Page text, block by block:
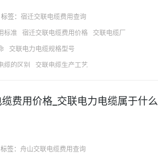
标签： 宿迁交联电缆费用查询
标准
宿迁交联电缆费用价格
交联电缆厂
交联电力电缆规格型号
缆的区别
交联电缆生产工艺
费用价格_交联电力电缆属于什么
标签： 舟山交联电缆费用查询